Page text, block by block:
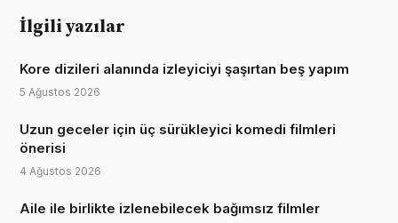
İlgili yazılar
Kore dizileri alanında izleyiciyi şaşırtan beş yapım
5 Ağustos 2026
Uzun geceler için üç sürükleyici komedi filmleri
önerisi
4 Ağustos 2026
Aile ile birlikte izlenebilecek bağımsız filmler